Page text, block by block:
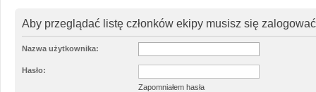
Aby przeglądać listę członków ekipy musisz się
Nazwa użytkownika:
Hasło:
Zapomniałem hasła